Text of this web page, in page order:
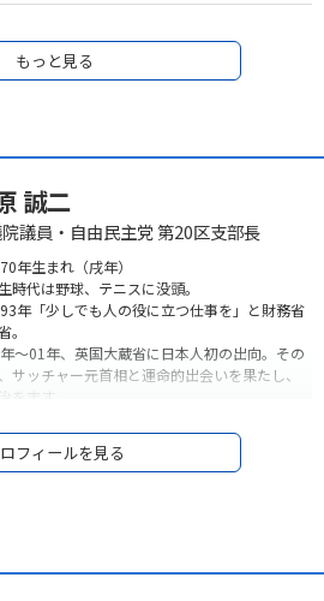
もっと見る
誠二
議員・自由民主党 第20区支部長
年生まれ（戌年）
時代は野球、テニスに没頭。
年「少しでも人の役に立つ仕事を」と財務省
。
～01年、英国大蔵省に日本人初の出向。その
サッチャー元首相と運命的出会いを果たし、
を志す。
～12年、落選中の3年間、民間企業で営業マ
して経済の現場で働きながら、地元政治活動
（2期目）、現在当選4期。
フィールを見る